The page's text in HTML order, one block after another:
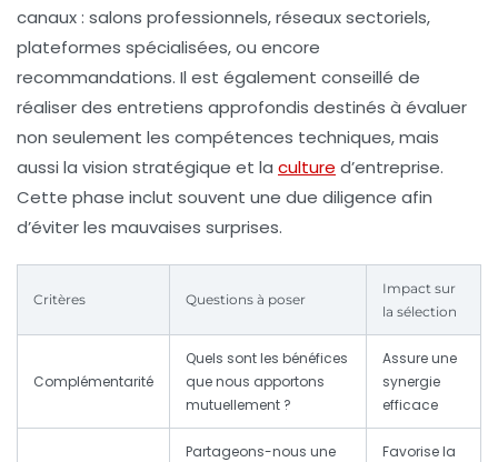
canaux : salons professionnels, réseaux sectoriels,
plateformes spécialisées, ou encore
recommandations. Il est également conseillé de
réaliser des entretiens approfondis destinés à évaluer
non seulement les compétences techniques, mais
aussi la vision stratégique et la culture d’entreprise.
Cette phase inclut souvent une due diligence afin
d’éviter les mauvaises surprises.
Critères Questions à poser
Impact sur
la sélection
Complémentarité
Quels sont les bénéfices
que nous apportons
mutuellement ?
Assure une
synergie
efficace
Partageons-nous une
Favorise la